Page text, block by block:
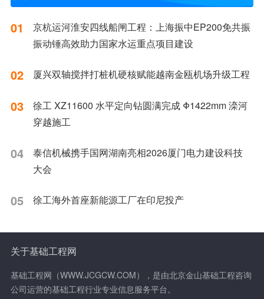
01
京杭运河淮安四线船闸工程：上海振中EP200免共振
振动锤高效助力国家水运重点项目建设
02 厦兴双轴搅拌打桩机硬核赋能越南金瓯机场升级工程
03
徐工 XZ11600 水平定向钻圆满完成 Φ1422mm 滦河
穿越施工
04
泰信机械携手国网湖南亮相2026厦门电力建设科技
大会
05 徐工海外首座新能源工厂在印尼投产
关于基础工程网
基础工程网（WWW.JCGCW.COM），是由北京金山基础工程咨询
公司运营的基础工程行业专业信息服务平台。